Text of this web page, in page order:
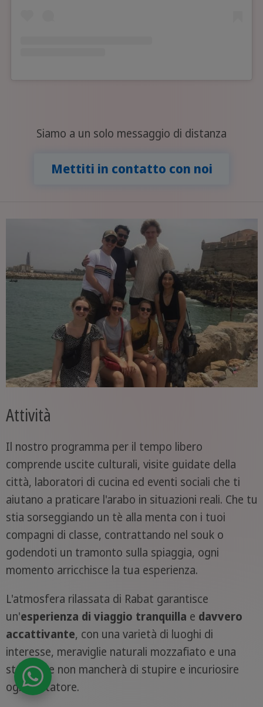
Siamo a un solo messaggio di distanza
Mettiti in contatto con noi
Attività
Il nostro programma per il tempo libero
comprende uscite culturali, visite guidate della
città, laboratori di cucina ed eventi sociali che ti
aiutano a praticare l'arabo in situazioni reali. Che tu
stia sorseggiando un tè alla menta con i tuoi
compagni di classe, contrattando nel souk o
godendoti un tramonto sulla spiaggia, ogni
momento arricchisce la tua esperienza.
L'atmosfera rilassata di Rabat garantisce
un'esperienza di viaggio tranquilla e davvero
accattivante, con una varietà di luoghi di
interesse, meraviglie naturali mozzafiato e una
storia che non mancherà di stupire e incuriosire
ogni visitatore.